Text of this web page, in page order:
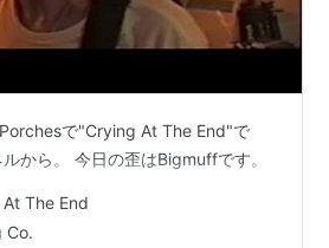
で"Crying At The End"で
から。 今日の歪はBigmuffです。
The End
Co.